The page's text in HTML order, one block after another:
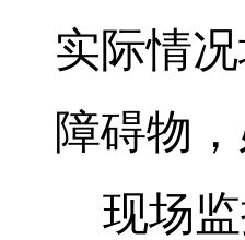
实际情
障碍物
现场监